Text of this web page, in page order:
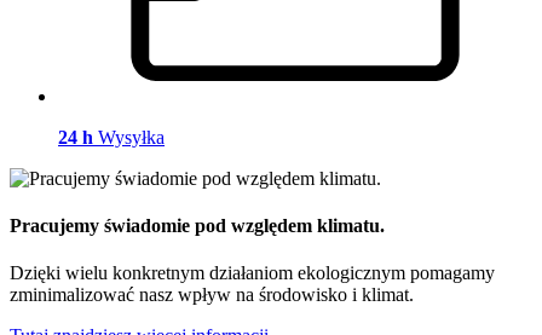
24 h Wysyłka
Pracujemy świadomie pod względem klimatu.
Dzięki wielu konkretnym działaniom ekologicznym pomagamy
zminimalizować nasz wpływ na środowisko i klimat.